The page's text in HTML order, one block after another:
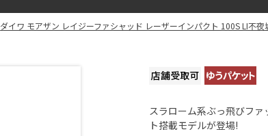
ダイワ モアザン レイジーファシャッド レーザーインパクト 100S LI不
スラローム系ぶっ飛びフ
ト搭載モデルが登場!